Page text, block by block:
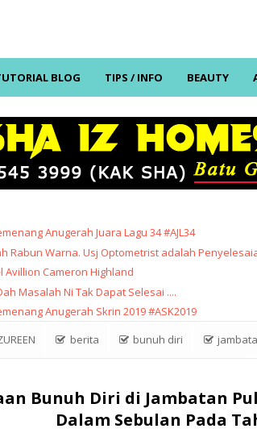
BLOG TIPS / INFO BEAUTY
Anugerah Juara Lagu 34 #AJL34
Rabun Warna. Usj Optometrist adalah
Avillion Cameron Highland
Masalah Ni Tak Dapat Selesai ....
Anugerah Skrin 2019 #ASK2019
berita bunuh diri
Bunuh Diri di Jambatan
Dalam Sebulan Pada